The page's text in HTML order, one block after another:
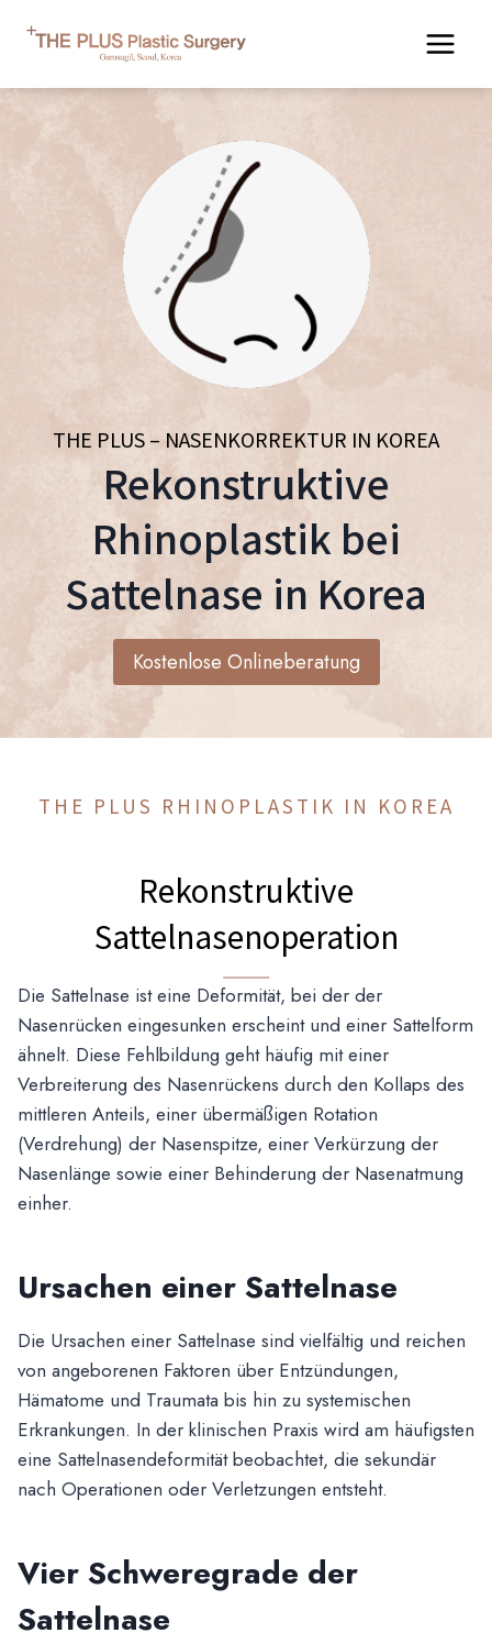
Inhalt
THE PLUS – NASENKORREKTUR IN KOREA
Rekonstruktive
Rhinoplastik bei
Sattelnase in Korea
Kostenlose Onlineberatung
THE PLUS RHINOPLASTIK IN KOREA
Rekonstruktive
Sattelnasenoperation
Die Sattelnase ist eine Deformität, bei der der
Nasenrücken eingesunken erscheint und einer Sattelform
ähnelt. Diese Fehlbildung geht häufig mit einer
Verbreiterung des Nasenrückens durch den Kollaps des
mittleren Anteils, einer übermäßigen Rotation
(Verdrehung) der Nasenspitze, einer Verkürzung der
Nasenlänge sowie einer Behinderung der Nasenatmung
einher.
Ursachen einer Sattelnase
Die Ursachen einer Sattelnase sind vielfältig und reichen
von angeborenen Faktoren über Entzündungen,
Hämatome und Traumata bis hin zu systemischen
Erkrankungen. In der klinischen Praxis wird am häufigsten
eine Sattelnasendeformität beobachtet, die sekundär
nach Operationen oder Verletzungen entsteht.
Vier Schweregrade der
Sattelnase